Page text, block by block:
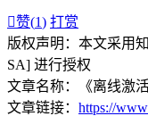
赞(1) 打赏
版权声明：本文采用
SA] 进行授权
文章名称：《离线激
文章链接： https://